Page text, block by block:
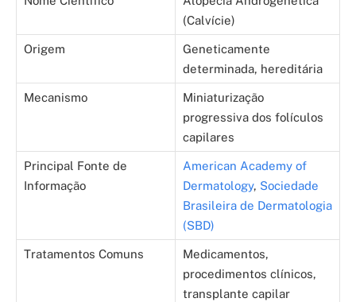
(Calvície)
Origem
Geneticamente
determinada, hereditária
Mecanismo
Miniaturização
progressiva dos folículos
capilares
Principal Fonte de
Informação
American Academy of
Dermatology, Sociedade
Brasileira de Dermatologia
(SBD)
Tratamentos Comuns
Medicamentos,
procedimentos clínicos,
transplante capilar